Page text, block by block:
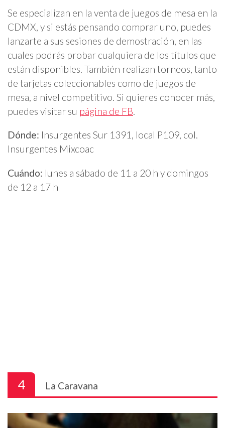
Se especializan en la venta de juegos de mesa en la
CDMX, y si estás pensando comprar uno, puedes
lanzarte a sus sesiones de demostración, en las
cuales podrás probar cualquiera de los títulos que
están disponibles. También realizan torneos, tanto
de tarjetas coleccionables como de juegos de
mesa, a nivel competitivo. Si quieres conocer más,
puedes visitar su página de FB.
Dónde: Insurgentes Sur 1391, local P109, col.
Insurgentes Mixcoac
Cuándo: lunes a sábado de 11 a 20 h y domingos
de 12 a 17 h
4 La Caravana